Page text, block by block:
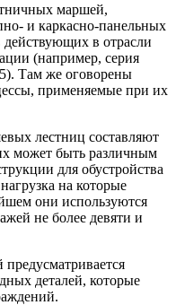
маршей,
и каркасно-панельных
в отрасли
(например, серия
Там же оговорены
применяемые при их
лестниц составляют
может быть различным
для обустройства
на которые
они используются
не более девяти и
деталей, которые